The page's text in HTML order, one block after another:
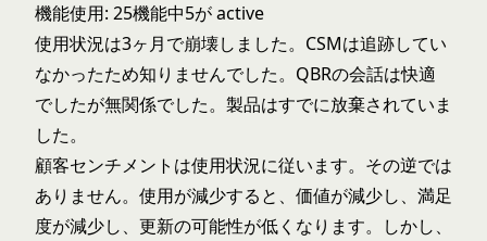
機能使用: 25機能中5が active
使用状況は3ヶ月で崩壊しました。CSMは追跡してい
なかったため知りませんでした。QBRの会話は快適
でしたが無関係でした。製品はすでに放棄されていま
した。
顧客センチメントは使用状況に従います。その逆では
ありません。使用が減少すると、価値が減少し、満足
度が減少し、更新の可能性が低くなります。しかし、